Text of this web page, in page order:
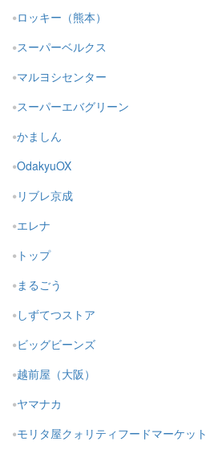
ロッキー（熊本）
スーパーベルクス
マルヨシセンター
スーパーエバグリーン
かましん
OdakyuOX
リブレ京成
エレナ
トップ
まるごう
しずてつストア
ビッグビーンズ
越前屋（大阪）
ヤマナカ
モリタ屋クォリティフードマーケット